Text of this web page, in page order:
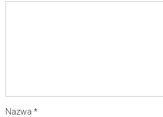
Nazwa *